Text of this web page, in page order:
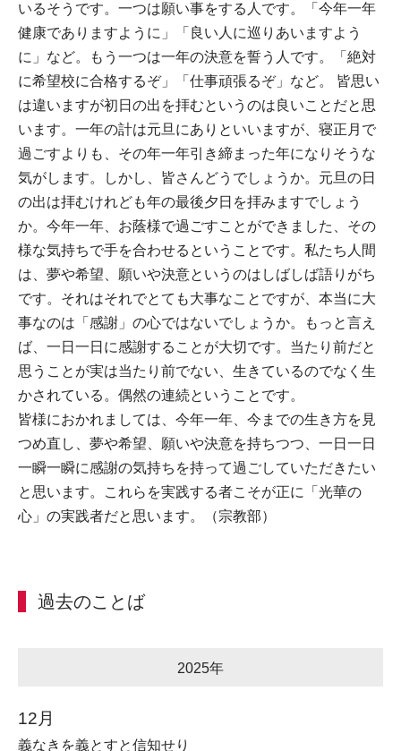
いるそうです。一つは願い事をする人です。「今年一年
健康でありますように」「良い人に巡りあいますよう
に」など。もう一つは一年の決意を誓う人です。「絶対
に希望校に合格するぞ」「仕事頑張るぞ」など。 皆思い
は違いますが初日の出を拝むというのは良いことだと思
います。一年の計は元旦にありといいますが、寝正月で
過ごすよりも、その年一年引き締まった年になりそうな
気がします。しかし、皆さんどうでしょうか。元旦の日
の出は拝むけれども年の最後夕日を拝みますでしょう
か。今年一年、お蔭様で過ごすことができました、その
様な気持ちで手を合わせるということです。私たち人間
は、夢や希望、願いや決意というのはしばしば語りがち
です。それはそれでとても大事なことですが、本当に大
事なのは「感謝」の心ではないでしょうか。もっと言え
ば、一日一日に感謝することが大切です。当たり前だと
思うことが実は当たり前でない、生きているのでなく生
かされている。偶然の連続ということです。
皆様におかれましては、今年一年、今までの生き方を見
つめ直し、夢や希望、願いや決意を持ちつつ、一日一日
一瞬一瞬に感謝の気持ちを持って過ごしていただきたい
と思います。これらを実践する者こそが正に「光華の
心」の実践者だと思います。（宗教部）
過去のことば
2025年
12月
義なきを義とすと信知せり